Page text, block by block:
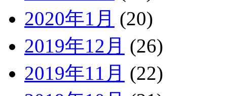
2020年1月 (20)
2019年12月 (26)
2019年11月 (22)